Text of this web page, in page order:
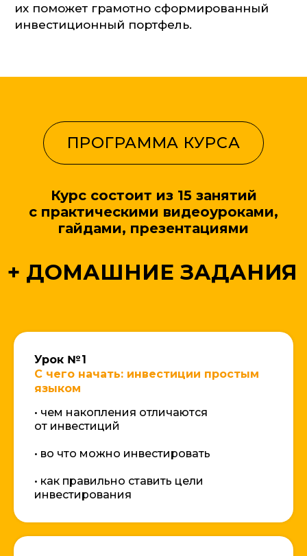
Курс состоит из15 занятий
с практическими видеоуроками,
гайдами, презентациями
Урок № 1
С чего начать: инвестиции простым
языком
• чем накопления отличаются
от инвестиций
• во что можно инвестировать
• как правильно ставить цели
инвестирования